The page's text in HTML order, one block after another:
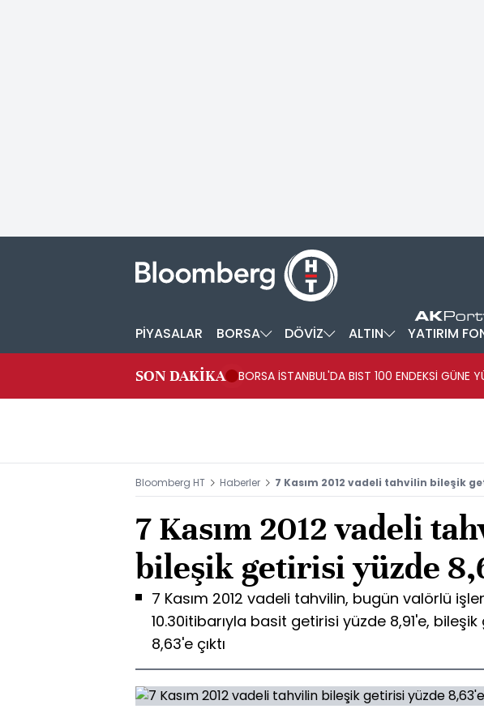
PİYASALAR BORSA DÖVİZ ALTIN YATIRIM
SON DAKİKA BORSA İSTANBUL'DA BIST 100 ENDEKSİ GÜNE
Bloomberg HT Haberler 7 Kasım 2012 vadeli tahvilin bileşik
7 Kasım 2012 vadeli
bileşik getirisi yüzde
7 Kasım 2012 vadeli tahvilin, bugün valörlü
10.30itibarıyla basit getirisi yüzde 8,91'e,
8,63'e çıktı